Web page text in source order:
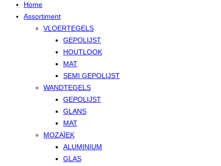
Home
Assortiment
VLOERTEGELS
GEPOLIJST
HOUTLOOK
MAT
SEMI GEPOLIJST
WANDTEGELS
GEPOLIJST
GLANS
MAT
MOZAÏEK
ALUMINIUM
GLAS